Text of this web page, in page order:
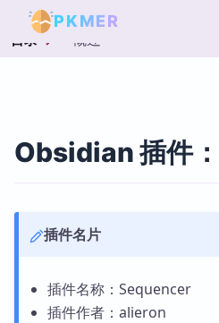
PKMER
目录 概述
Obsidian 插件
插件名片
插件名称：Sequencer
插件作者：alieron